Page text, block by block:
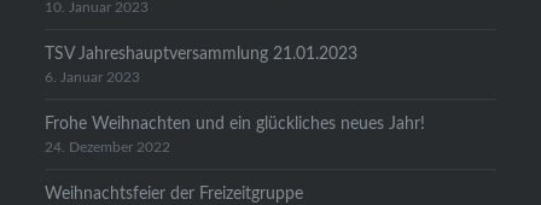
10. Januar 2023
TSV Jahreshauptversammlung 21.01.2023
6. Januar 2023
Frohe Weihnachten und ein glückliches neues Jahr!
24. Dezember 2022
Weihnachtsfeier der Freizeitgruppe